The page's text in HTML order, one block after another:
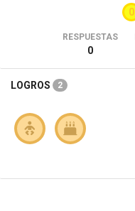
0
RESPUESTAS
0
LOGROS 2